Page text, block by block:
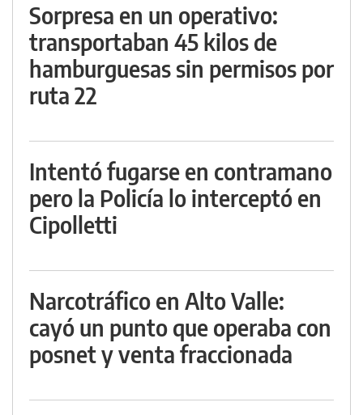
Sorpresa en un operativo:
transportaban 45 kilos de
hamburguesas sin permisos por
ruta 22
Intentó fugarse en contramano
pero la Policía lo interceptó en
Cipolletti
Narcotráfico en Alto Valle:
cayó un punto que operaba con
posnet y venta fraccionada